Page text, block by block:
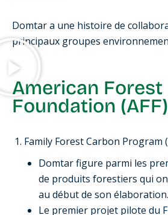
Domtar a une histoire de
principaux groupes
American Forest
Foundation (AFF)
Family Forest Carbon Program
Domtar figure parmi les
de produits forestiers qui
au début de son élaboration.
Le premier projet pilote du